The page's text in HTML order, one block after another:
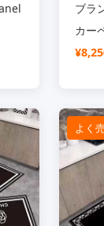
ブラ
カー
よく